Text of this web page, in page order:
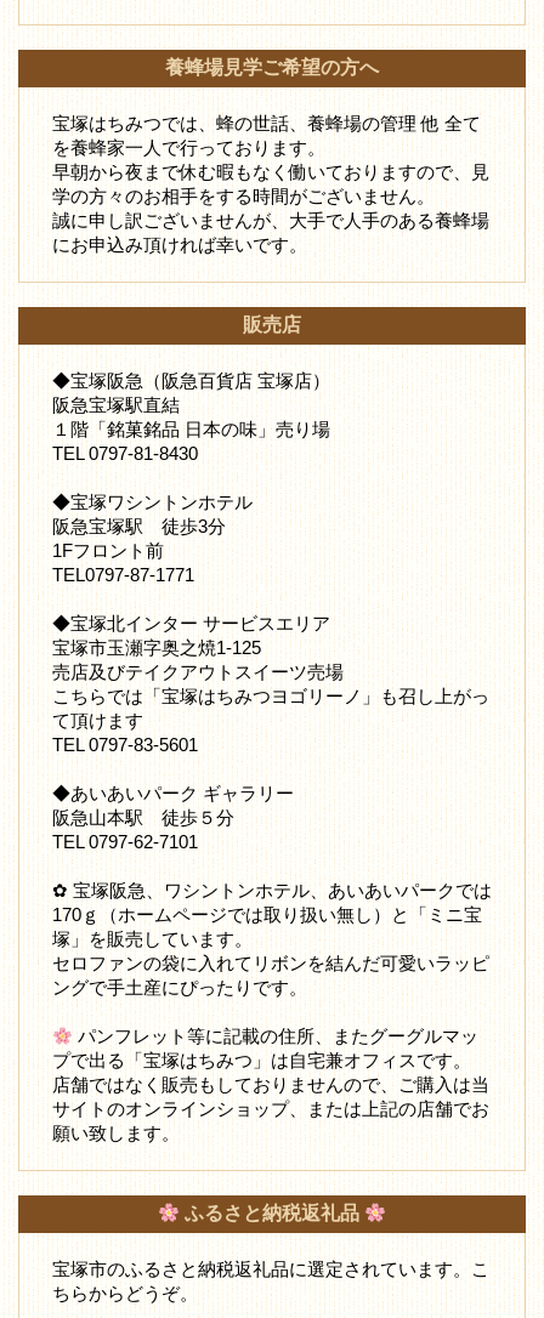
養蜂場見学ご希望の方へ
宝塚はちみつでは、蜂の世話、養蜂場の管理 他 全て
を養蜂家一人で行っております。
早朝から夜まで休む暇もなく働いておりますので、見
学の方々のお相手をする時間がございません。
誠に申し訳ございませんが、大手で人手のある養蜂場
にお申込み頂ければ幸いです。
販売店
◆宝塚阪急（阪急百貨店 宝塚店）
阪急宝塚駅直結
１階「銘菓銘品 日本の味」売り場
TEL 0797-81-8430
◆宝塚ワシントンホテル
阪急宝塚駅 徒歩3分
1Fフロント前
TEL0797-87-1771
◆宝塚北インター サービスエリア
宝塚市玉瀬字奥之焼1-125
売店及びテイクアウトスイーツ売場
こちらでは「宝塚はちみつヨゴリーノ」も召し上がっ
て頂けます
TEL 0797-83-5601
◆あいあいパーク ギャラリー
阪急山本駅 徒歩５分
TEL 0797-62-7101
✿ 宝塚阪急、ワシントンホテル、あいあいパークでは
170ｇ（ホームページでは取り扱い無し）と「ミニ宝
塚」を販売しています。
セロファンの袋に入れてリボンを結んだ可愛いラッピ
ングで手土産にぴったりです。
パンフレット等に記載の住所、またグーグルマッ
プで出る「宝塚はちみつ」は自宅兼オフィスです。
店舗ではなく販売もしておりませんので、ご購入は当
サイトのオンラインショップ、または上記の店舗でお
願い致します。
ふるさと納税返礼品
宝塚市のふるさと納税返礼品に選定されています。こ
ちらからどうぞ。